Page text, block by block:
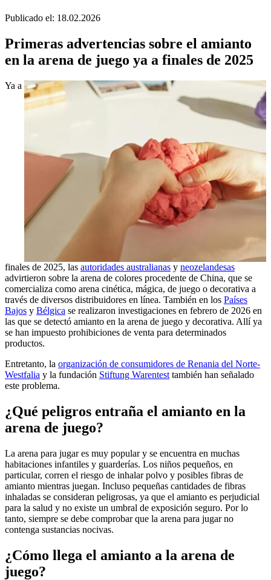
Publicado el: 18.02.2026
Primeras advertencias sobre el amianto
en la arena de juego ya a finales de 2025
Ya a
finales de 2025, las autoridades australianas y neozelandesas
advirtieron sobre la arena de colores procedente de China, que se
comercializa como arena cinética, mágica, de juego o decorativa a
través de diversos distribuidores en línea. También en los Países
Bajos y Bélgica se realizaron investigaciones en febrero de 2026 en
las que se detectó amianto en la arena de juego y decorativa. Allí ya
se han impuesto prohibiciones de venta para determinados
productos.
Entretanto, la organización de consumidores de Renania del Norte-
Westfalia y la fundación Stiftung Warentest también han señalado
este problema.
¿Qué peligros entraña el amianto en la
arena de juego?
La arena para jugar es muy popular y se encuentra en muchas
habitaciones infantiles y guarderías. Los niños pequeños, en
particular, corren el riesgo de inhalar polvo y posibles fibras de
amianto mientras juegan. Incluso pequeñas cantidades de fibras
inhaladas se consideran peligrosas, ya que el amianto es perjudicial
para la salud y no existe un umbral de exposición seguro. Por lo
tanto, siempre se debe comprobar que la arena para jugar no
contenga sustancias nocivas.
¿Cómo llega el amianto a la arena de
juego?